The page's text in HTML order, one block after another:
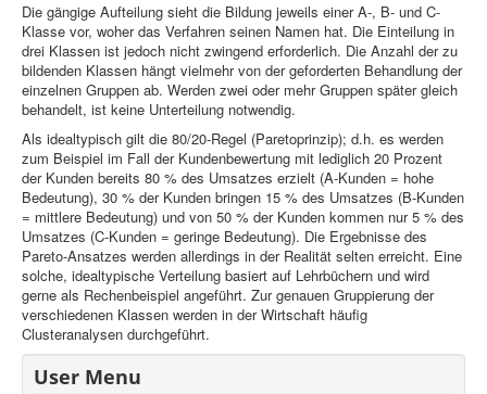
Die gängige Aufteilung sieht die Bildung jeweils einer A-, B- und C-
Klasse vor, woher das Verfahren seinen Namen hat. Die Einteilung in
drei Klassen ist jedoch nicht zwingend erforderlich. Die Anzahl der zu
bildenden Klassen hängt vielmehr von der geforderten Behandlung der
einzelnen Gruppen ab. Werden zwei oder mehr Gruppen später gleich
behandelt, ist keine Unterteilung notwendig.
Als idealtypisch gilt die 80/20-Regel (Paretoprinzip); d.h. es werden
zum Beispiel im Fall der Kundenbewertung mit lediglich 20 Prozent
der Kunden bereits 80 % des Umsatzes erzielt (A-Kunden = hohe
Bedeutung), 30 % der Kunden bringen 15 % des Umsatzes (B-Kunden
= mittlere Bedeutung) und von 50 % der Kunden kommen nur 5 % des
Umsatzes (C-Kunden = geringe Bedeutung). Die Ergebnisse des
Pareto-Ansatzes werden allerdings in der Realität selten erreicht. Eine
solche, idealtypische Verteilung basiert auf Lehrbüchern und wird
gerne als Rechenbeispiel angeführt. Zur genauen Gruppierung der
verschiedenen Klassen werden in der Wirtschaft häufig
Clusteranalysen durchgeführt.
User Menu